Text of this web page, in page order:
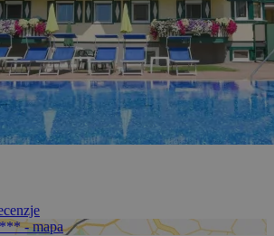
- mapa